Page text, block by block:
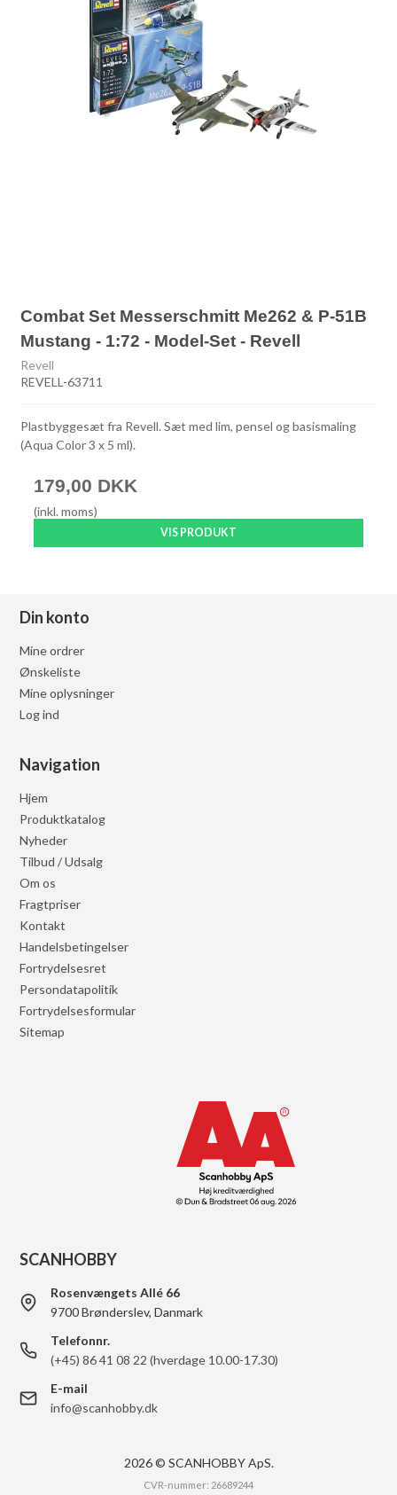
Combat Set Messerschmitt Me262 & P-51B
Mustang - 1:72 - Model-Set - Revell
Revell
REVELL-63711
Plastbyggesæt fra Revell. Sæt med lim, pensel og basismaling
(Aqua Color 3 x 5 ml).
179,00 DKK
(inkl. moms)
VIS PRODUKT
Din konto
Mine ordrer
Ønskeliste
Mine oplysninger
Log ind
Navigation
Hjem
Produktkatalog
Nyheder
Tilbud / Udsalg
Om os
Fragtpriser
Kontakt
Handelsbetingelser
Fortrydelsesret
Persondatapolitik
Fortrydelsesformular
Sitemap
SCANHOBBY
Rosenvængets Allé 66
9700 Brønderslev, Danmark
Telefonnr.
(+45) 86 41 08 22 (hverdage 10.00-17.30)
E-mail
info@scanhobby.dk
2026 © SCANHOBBY ApS.
CVR-nummer: 26689244